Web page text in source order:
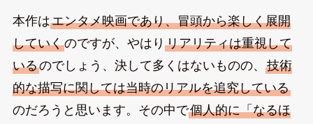
本作はエンタメ映画であり、冒頭から楽しく展開
していくのですが、やはり リアリティは重視して
いるのでしょう、決して多くはないものの、 技術
的な描写に関しては当時のリアルを追究している
のだろうと思います。その中で個人的に「なるほ